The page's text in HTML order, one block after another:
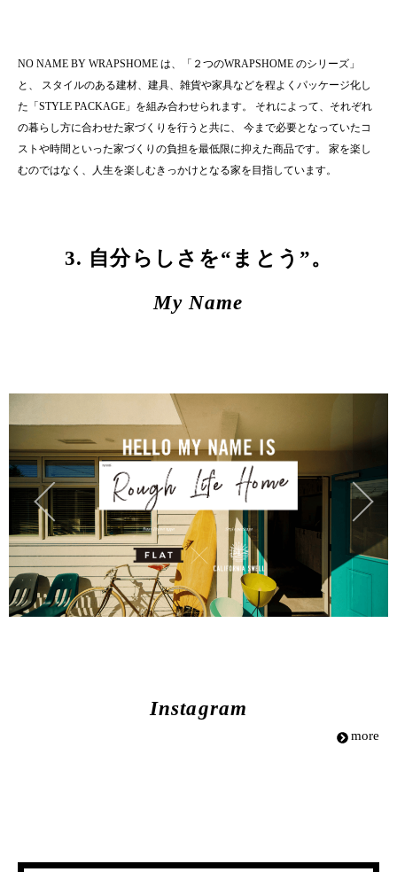
NO NAME BY WRAPSHOME は、「２つのWRAPSHOME のシリーズ」
と、
スタイルのある建材、建具、雑貨や家具などを程よくパッケージ化し
た「STYLE PACKAGE」を組み合わせられます。
それによって、それぞれ
の暮らし方に合わせた家づくりを行うと共に、
今まで必要となっていたコ
ストや時間といった家づくりの負担を最低限に抑えた商品です。
家を楽し
むのではなく、人生を楽しむきっかけとなる家を目指しています。
3. 自分らしさを“まとう”。
My Name
Instagram
more